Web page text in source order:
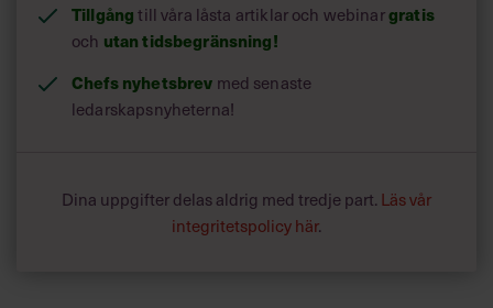
Tillgångtill våra låsta artiklar och webinargratis
och utan tidsbegränsning!
Chefs nyhetsbrev med senaste
ledarskapsnyheterna!
Dina uppgifter delas aldrig med tredje part. Läs vår
integritetspolicy här.